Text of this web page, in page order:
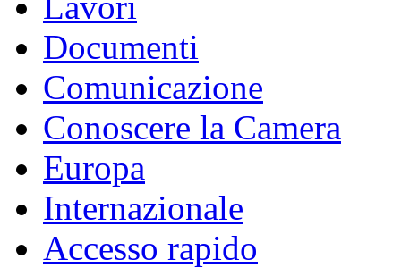
Documenti
Comunicazione
Conoscere la Camera
Europa
Internazionale
Accesso rapido